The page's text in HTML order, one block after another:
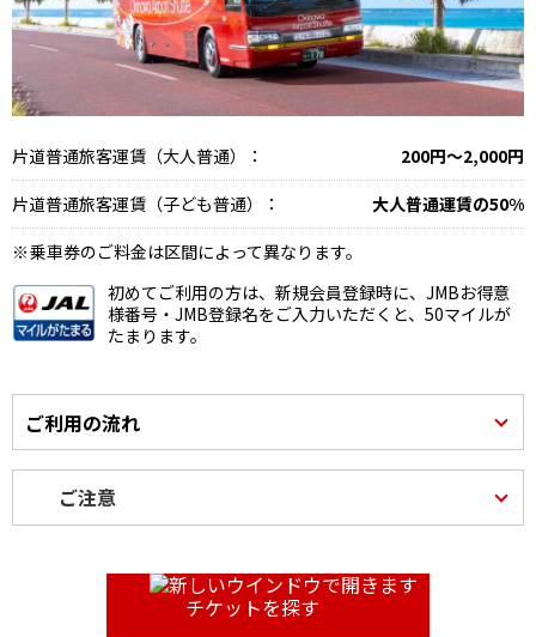
片道普通旅客運賃（大人普通）：
200円～2,000円
片道普通旅客運賃（子ども普通）：
大人普通運賃の50%
乗車券のご料金は区間によって異なります。
初めてご利用の方は、新規会員登録時に、JMBお得意
様番号・JMB登録名をご入力いただくと、50マイルが
たまります。
ご利用の流れ
ご注意
チケットを探す